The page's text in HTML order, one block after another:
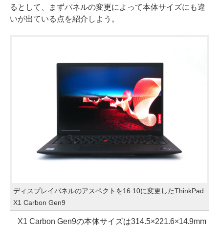
るとして、まずパネルの変更によって本体サイズにも違
いが出ている点を紹介しよう。
ディスプレイパネルのアスペクトを16:10に変更したThinkPad
X1 Carbon Gen9
X1 Carbon Gen9の本体サイズは314.5×221.6×14.9mm